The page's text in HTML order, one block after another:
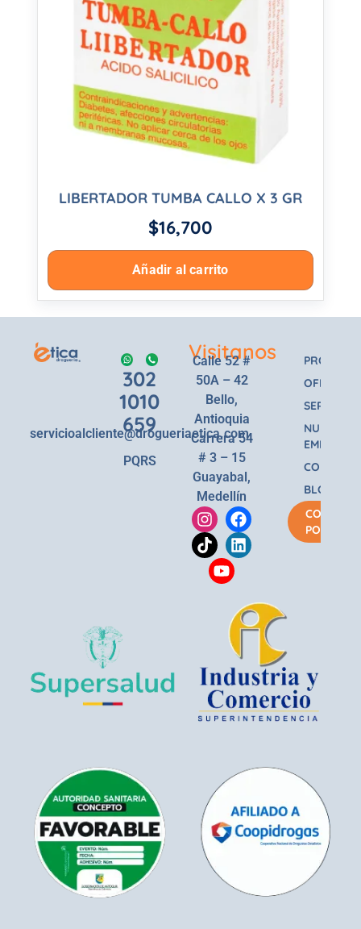
LIBERTADOR TUMBA CALLO X 3 GR
$16,700
Añadir al carrito
302
1010
659
servicioalcliente@drogueriaetica.com
PQRS
Visitanos
Calle 52 #
50A – 42
Bello,
Antioquia
Carrera 54
# 3 – 15
Guayabal,
Medellín
OFERTAS
SERVICIOS
NUESTRA
EMPRESA
BLOG
COMPRA
POR